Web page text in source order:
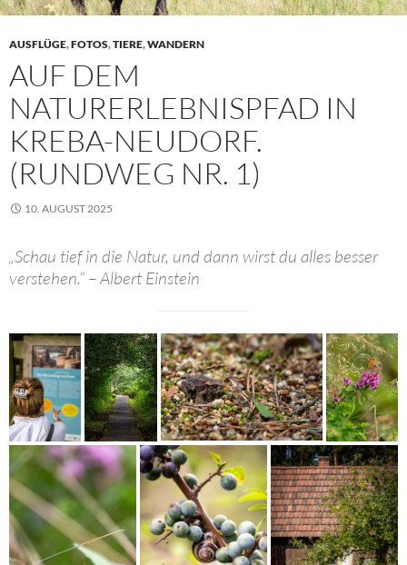
AUSFLÜGE,FOTOS,TIERE,WANDERN
AUF DEM
NATURERLEBNISPFAD IN
KREBA-NEUDORF.
(RUNDWEG NR. 1)
10. AUGUST 2025
„Schau tief in die Natur, und dann wirst du alles besser
verstehen.“ – Albert Einstein